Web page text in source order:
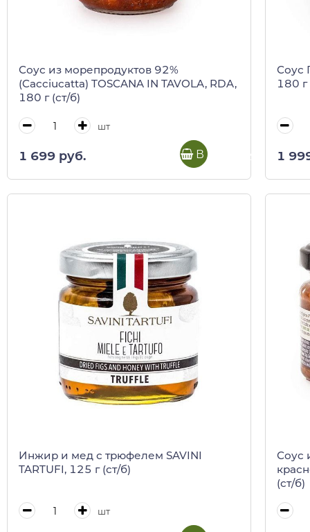
Соус из морепродуктов 92%
(Cacciucatta) TOSCANA IN TAVOLA, RDA,
180 г (ст/б)
шт
1 699 руб. В корзину
Соус
180 г
1
Инжир и мед с трюфелем SAVINI
TARTUFI, 125 г (ст/б)
шт
Соус
(ст/б)